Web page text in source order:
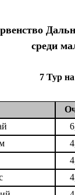
среди
7 Тур